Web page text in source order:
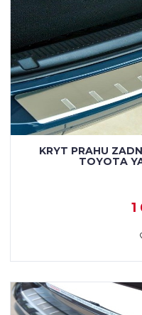
KRYT PRAHU
TOYOTA
1